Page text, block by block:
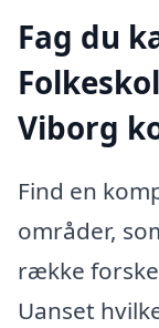
Fag du
Viborg
Find en
områder,
række
Uanset